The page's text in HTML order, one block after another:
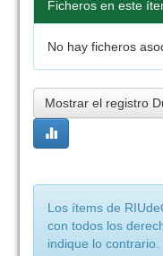
Ficheros en este
No hay ficheros
Mostrar el registro
Los ítems de
con todos los
indique lo contrario.